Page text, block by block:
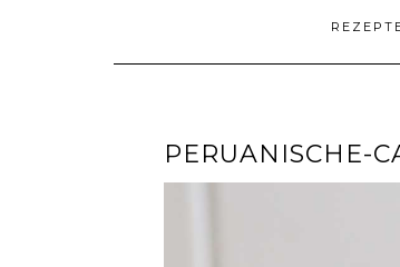
PERUANISCHE-